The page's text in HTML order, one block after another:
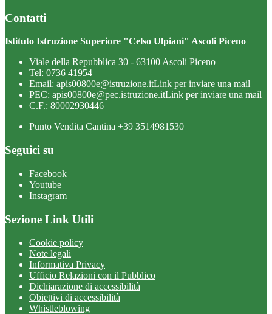
Contatti
Istituto Istruzione Superiore "Celso Ulpiani" Ascoli Piceno
Viale della Repubblica 30 - 63100 Ascoli Piceno
Tel: 0736 41954
Email: apis00800e@istruzione.itLink per inviare una mail
PEC: apis00800e@pec.istruzione.itLink per inviare una mail
C.F.: 80002930446
Punto Vendita Cantina +39 3514981530
Seguici su
Facebook
Youtube
Instagram
Sezione Link Utili
Cookie policy
Note legali
Informativa Privacy
Ufficio Relazioni con il Pubblico
Dichiarazione di accessibilità
Obiettivi di accessibilità
Whistleblowing